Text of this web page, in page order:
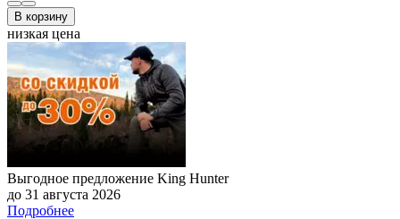
В корзину
низкая цена
Выгодное предложение King Hunter
до 31 августа 2026
Подробнее